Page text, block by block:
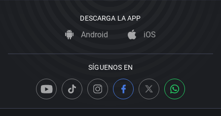
DESCARGA LA APP
Android iOS
SÍGUENOS EN